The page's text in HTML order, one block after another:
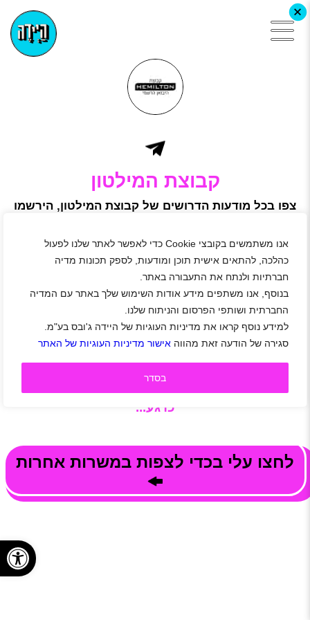
אנו משתמשים בקובצי Cookie כדי לאפשר לאתר שלנו לפעול
כהלכה, להתאים אישית תוכן ומודעות, לספק תכונות מדיה
חברתיות ולנתח את התעבורה באתר.
בנוסף, אנו משתפים מידע אודות השימוש שלך באתר עם המדיה
החברתית ושותפי הפרסום והניתוח שלנו.
למידע נוסף קראו את מדיניות העוגיות של היידה ג'ובס בע"מ.
סגירה של הודעה זאת מהווה אישור מדיניות העוגיות של האתר
בסדר
+
קבוצת המילטון
צפו בכל מודעות הדרושים של קבוצת המילטון, הירשמו
ממוצרי מטבח למוצרים, סמארטפונים ומוצרי אלקטרוניקה נוספים.
המילטון שמה לה כיעד לענות לצרכי קהל לקוחות החברה במגוון
תחומים, תוך כדי הענקת חווית שירות מרבית, ולכן כל מוצר המשווק
האיכותיים ביותר לצד שירות מקצועי.
מחפשים נציגי/ות מכירות שנושמים את עולם המכירות לחנויות
תנאים מעולים מענקי התמדה ענקיים, עמלות שכר גבוהות , שעות
עבודה נוחות , הנחות בחנות , אופציות לקידום
משרות פנויות בחברת קבוצת המילטון אינן זמינות
כרגע...
לחצו עלי בכדי לצפות במשרות אחרות